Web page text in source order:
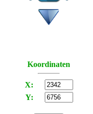
Koordinaten
X:
Y: